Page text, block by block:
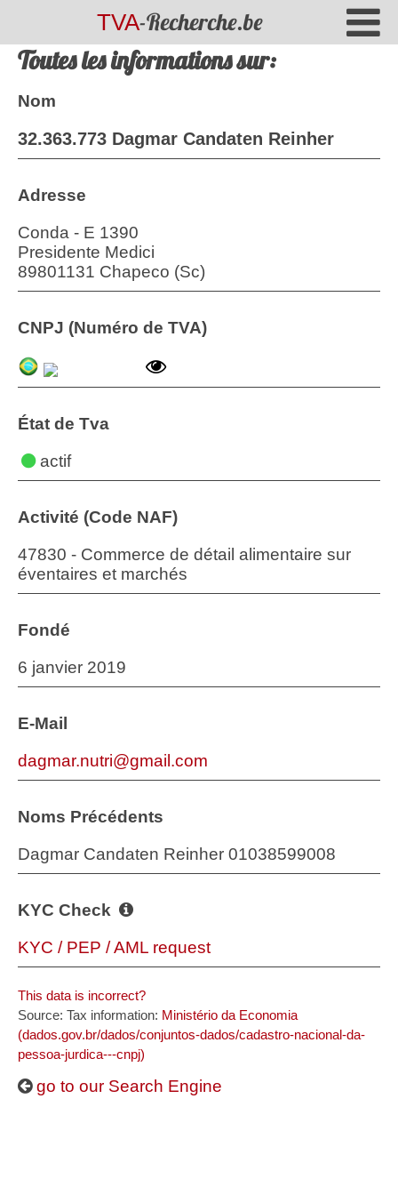
TVA-Recherche.be
Toutes les informations sur:
Nom
32.363.773 Dagmar Candaten Reinher
Adresse
Conda - E 1390
Presidente Medici
89801131 Chapeco (Sc)
CNPJ (Numéro de TVA)
État de Tva
actif
Activité (Code NAF)
47830 - Commerce de détail alimentaire sur
éventaires et marchés
Fondé
6 janvier 2019
E-Mail
dagmar.nutri@gmail.com
Noms Précédents
Dagmar Candaten Reinher 01038599008
KYC Check
KYC / PEP / AML request
This data is incorrect?
Source: Tax information: Ministério da Economia
(dados.gov.br/dados/conjuntos-dados/cadastro-nacional-da-
pessoa-jurdica---cnpj)
go to our Search Engine